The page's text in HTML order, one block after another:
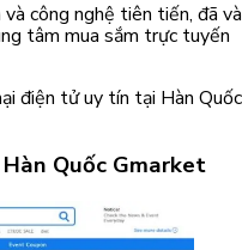
công nghệ tiên tiến, đã và
tâm mua sắm trực tuyến
điện tử uy tín tại Hàn Quốc
Quốc Gmarket